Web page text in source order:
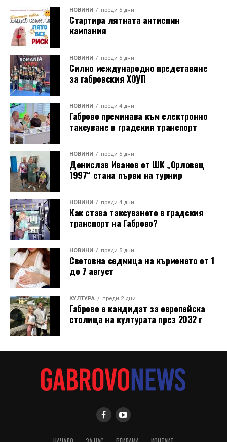
НОВИНИ преди 5 дни
Стартира лятната антиспин
кампания
НОВИНИ преди 5 дни
Силно международно представяне
за габровския ХОУП
НОВИНИ преди 4 дни
Габрово преминава към електронно
таксуване в градския транспорт
НОВИНИ преди 5 дни
Денислав Иванов от ШК „Орловец
1997“ стана първи на турнир
НОВИНИ преди 4 дни
Как става таксуването в градския
транспорт на Габрово?
НОВИНИ преди 5 дни
Световна седмица на кърменето от 1
до 7 август
КУЛТУРА преди 2 дни
Габрово е кандидат за европейска
столица на културата през 2032 г